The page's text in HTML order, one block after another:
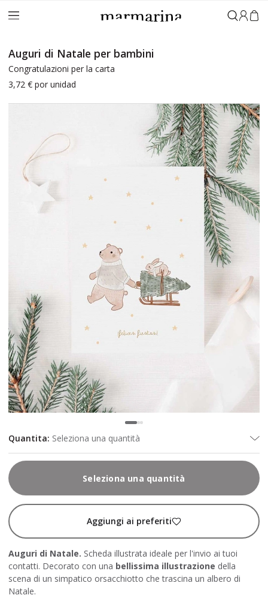
Accedi
Auguri di Natale per bambini
Congratulazioni per la carta
3,72 € por unidad
Quantita: Seleziona una quantità
Seleziona una quantità
Aggiungi ai preferiti
Auguri di Natale. Scheda illustrata ideale per l'invio ai tuoi
contatti. Decorato con una bellissima illustrazione della
scena di un simpatico orsacchiotto che trascina un albero di
Natale.